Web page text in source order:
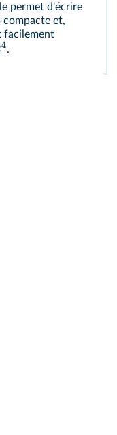
permet d'écrire
compacte et,
facilement
4.